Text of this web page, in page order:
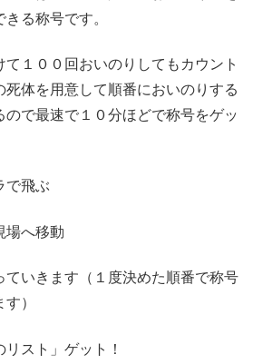
る称号です。
１００回おいのりしてもカウント
死体を用意して順番においのりする
ので最速で１０分ほどで称号をゲッ
で飛ぶ
へ移動
いきます（１度決めた順番で称号
）
スト」ゲット！